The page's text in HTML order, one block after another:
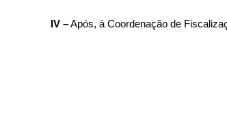
IV –Após, à Coordenação de